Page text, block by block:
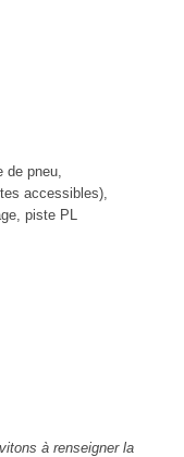
de pneu,
accessibles),
, piste PL
à renseigner la